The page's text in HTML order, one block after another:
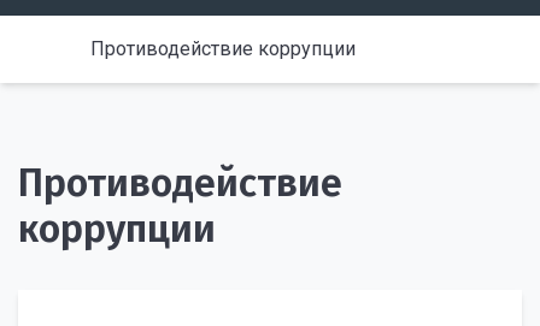
Противодействие коррупции
Противодействие
коррупции